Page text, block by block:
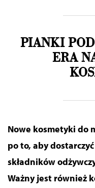
PIANKI
ERA
Nowe kosmetyki do
po to, aby
składników
Ważny jest również